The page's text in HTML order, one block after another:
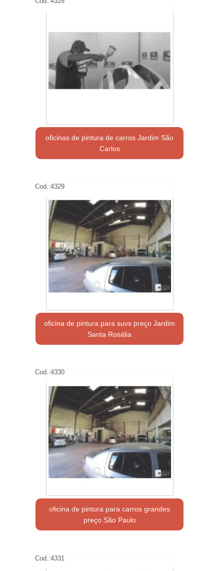
oficinas de pintura de carros Jardim São
Carlos
Cod.:4329
oficina de pintura para suvs preço Jardim
Santa Rosália
Cod.:4330
oficina de pintura para carros grandes
preço São Paulo
Cod.:4331